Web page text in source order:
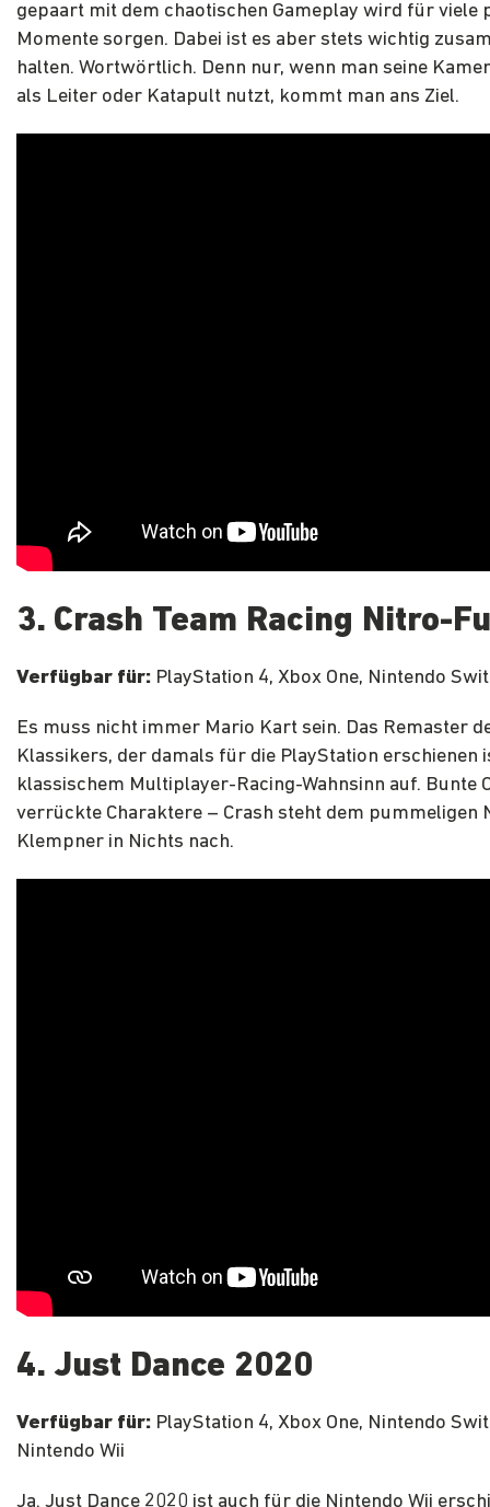
gepaart mit dem chaotischen Gameplay wird für viele
Momente sorgen. Dabei ist es aber stets wichtig
halten. Wortwörtlich. Denn nur, wenn man seine
als Leiter oder Katapult nutzt, kommt man ans Ziel.
3. Crash Team Racing Nitro-
Verfügbar für: PlayStation 4, Xbox One, Nintendo
Es muss nicht immer Mario Kart sein. Das Remaster
Klassikers, der damals für die PlayStation erschienen
klassischem Multiplayer-Racing-Wahnsinn auf. Bunte
verrückte Charaktere – Crash steht dem pummeligen
Klempner in Nichts nach.
4. Just Dance 2020
Verfügbar für: PlayStation 4, Xbox One, Nintendo
Nintendo Wii
Ja. Just Dance 2020 ist auch für die Nintendo Wii